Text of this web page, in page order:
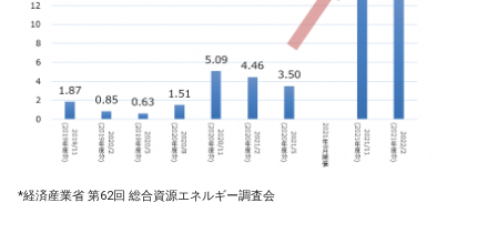
*経済産業省 第62回 総合資源エネルギー調査会